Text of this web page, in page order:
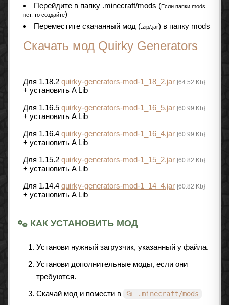
Перейдите в папку .minecraft/mods (Если папки mods
нет, то создайте)
Переместите скачанный мод ( .zip/.jar) в папку mods
Скачать мод Quirky Generators
Для 1.18.2 quirky-generators-mod-1_18_2.jar [64.52 Kb}
+ установить A Lib
Для 1.16.5 quirky-generators-mod-1_16_5.jar [60.99 Kb}
+ установить A Lib
Для 1.16.4 quirky-generators-mod-1_16_4.jar [60.99 Kb}
+ установить A Lib
Для 1.15.2 quirky-generators-mod-1_15_2.jar [60.82 Kb}
+ установить A Lib
Для 1.14.4 quirky-generators-mod-1_14_4.jar [60.82 Kb}
+ установить A Lib
КАК УСТАНОВИТЬ МОД
Установи нужный загрузчик, указанный у файла.
Установи дополнительные моды, если они
требуются.
Скачай мод и помести в
📂 .minecraft/mods